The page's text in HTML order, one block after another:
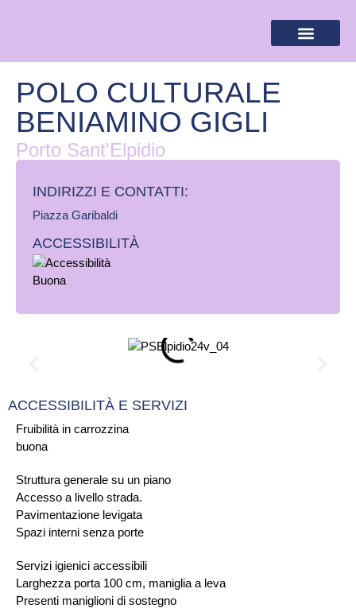
POLO CULTURALE
BENIAMINO GIGLI
Porto Sant'Elpidio
INDIRIZZI E CONTATTI:​
Piazza Garibaldi
ACCESSIBILITÀ
Fruibilità in carrozzina
buona
Struttura generale su un piano
Accesso a livello strada.
Pavimentazione levigata
Spazi interni senza porte
Servizi igienici accessibili
Larghezza porta 100 cm, maniglia a leva
Presenti maniglioni di sostegno
ACCESSIBILITÀ E SERVIZI